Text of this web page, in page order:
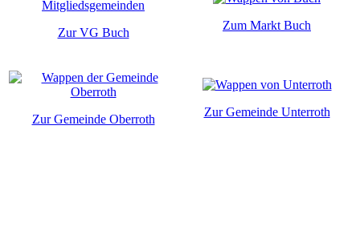
Zur VG Buch
Zum Markt Buch
Zur Gemeinde Oberroth
Zur Gemeinde Unterroth